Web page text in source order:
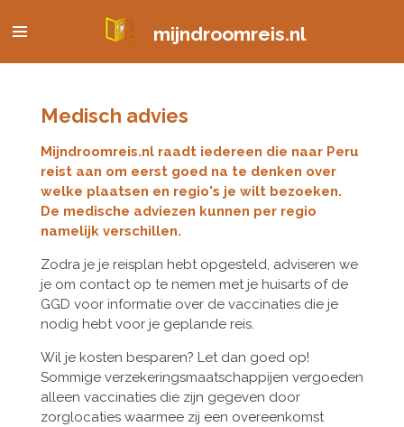
direct
mijndroomreis.nl
Medisch advies
Mijndroomreis.nl raadt iedereen die naar Peru
reist aan om eerst goed na te denken over
welke plaatsen en regio's je wilt bezoeken.
De medische adviezen kunnen per regio
namelijk verschillen.
Zodra je je reisplan hebt opgesteld, adviseren we
je om contact op te nemen met je huisarts of de
GGD voor informatie over de vaccinaties die je
nodig hebt voor je geplande reis.
Wil je kosten besparen? Let dan goed op!
Sommige verzekeringsmaatschappijen vergoeden
alleen vaccinaties die zijn gegeven door
zorglocaties waarmee zij een overeenkomst